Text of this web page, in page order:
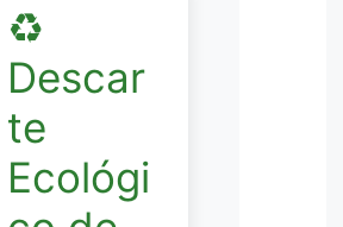
♻️
Descar
te
Ecológi